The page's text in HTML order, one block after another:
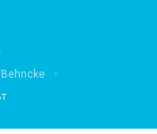
Behncke